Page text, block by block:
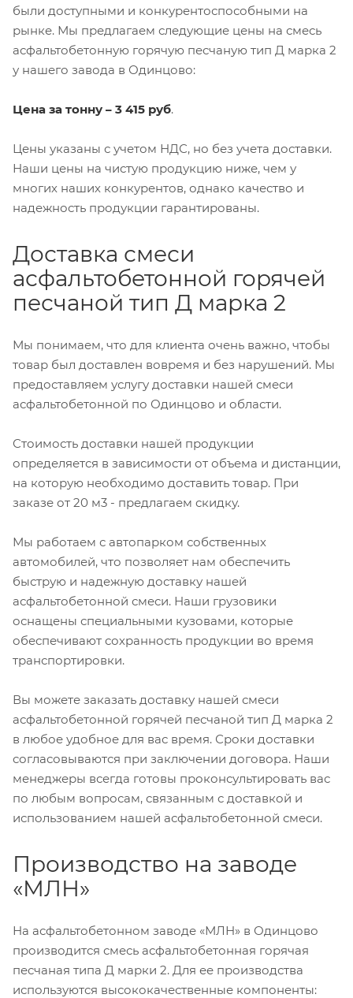
были доступными и конкурентоспособными на
рынке. Мы предлагаем следующие цены на смесь
асфальтобетонную горячую песчаную тип Д марка 2
у нашего завода в Одинцово:
Цена за тонну – 3 415 руб.
Цены указаны с учетом НДС, но без учета доставки.
Наши цены на чистую продукцию ниже, чем у
многих наших конкурентов, однако качество и
надежность продукции гарантированы.
Доставка смеси
асфальтобетонной горячей
песчаной тип Д марка 2
Мы понимаем, что для клиента очень важно, чтобы
товар был доставлен вовремя и без нарушений. Мы
предоставляем услугу доставки нашей смеси
асфальтобетонной по Одинцово и области.
Стоимость доставки нашей продукции
определяется в зависимости от объема и дистанции,
на которую необходимо доставить товар. При
заказе от 20 м3 - предлагаем скидку.
Мы работаем с автопарком собственных
автомобилей, что позволяет нам обеспечить
быструю и надежную доставку нашей
асфальтобетонной смеси. Наши грузовики
оснащены специальными кузовами, которые
обеспечивают сохранность продукции во время
транспортировки.
Вы можете заказать доставку нашей смеси
асфальтобетонной горячей песчаной тип Д марка 2
в любое удобное для вас время. Сроки доставки
согласовываются при заключении договора. Наши
менеджеры всегда готовы проконсультировать вас
по любым вопросам, связанным с доставкой и
использованием нашей асфальтобетонной смеси.
Производство на заводе
«МЛН»
На асфальтобетонном заводе «МЛН» в Одинцово
производится смесь асфальтобетонная горячая
песчаная типа Д марки 2. Для ее производства
используются высококачественные компоненты: